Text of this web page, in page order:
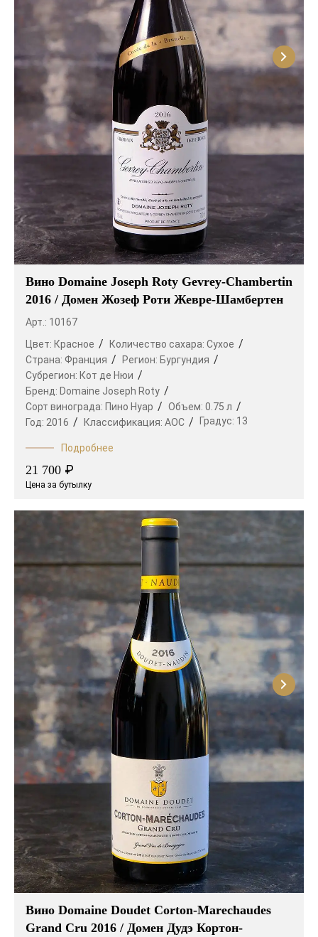
Вино Domaine Joseph Roty Gevrey-Chambertin
2016 / Домен Жозеф Роти Жевре-Шамбертен
Арт.: 10167
Цвет: Красное Количество сахара: Сухое
Страна: Франция Регион: Бургундия
Субрегион: Кот де Нюи
Бренд: Domaine Joseph Roty
Сорт винограда: Пино Нуар Объем: 0.75 л
Год: 2016 Классификация: AOC Градус: 13
Подробнее
21 700 ₽
Цена за бутылку
Вино Domaine Doudet Corton-Marechaudes
Grand Cru 2016 / Домен Дудэ Кортон-